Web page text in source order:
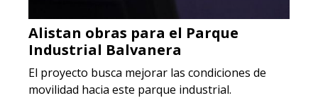
Alistan obras para el Parque
Industrial Balvanera
El proyecto busca mejorar las condiciones de
movilidad hacia este parque industrial.